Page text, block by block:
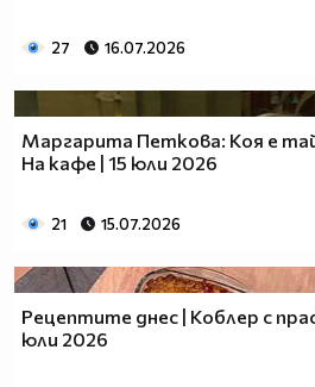
27 16.07.2026
Маргаритa Петкова: Коя е
На кафе | 15 юли 2026
21 15.07.2026
Рецептите днес | Коблер с
юли 2026